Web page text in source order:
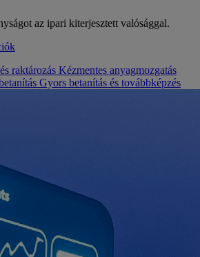
az ipari kiterjesztett valósággal.
raktározás Kézmentes anyagmozgatás
Gyors betanítás és továbbképzés